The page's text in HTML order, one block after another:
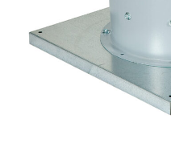
Ventilación